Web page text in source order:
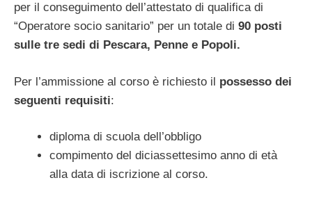
per il conseguimento dell’attestato di qualifica di
“Operatore socio sanitario” per un totale di 90 posti
sulle tre sedi di Pescara, Penne e Popoli.
Per l’ammissione al corso è richiesto il possesso dei
seguenti requisiti:
diploma di scuola dell’obbligo
compimento del diciassettesimo anno di età
alla data di iscrizione al corso.